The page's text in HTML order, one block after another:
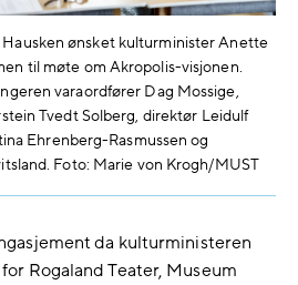
ønsket kulturminister Anette
til møte om Akropolis-visjonen.
varaordfører Dag Mossige,
Tvedt Solberg, direktør Leidulf
Ehrenberg-Rasmussen og
Foto: Marie von Krogh/MUST
da kulturministeren
Rogaland Teater, Museum